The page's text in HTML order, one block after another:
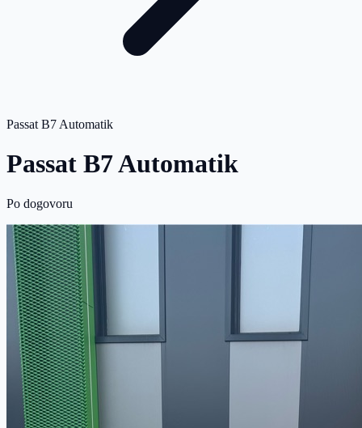
Passat B7 Automatik
Passat B7 Automatik
Po dogovoru